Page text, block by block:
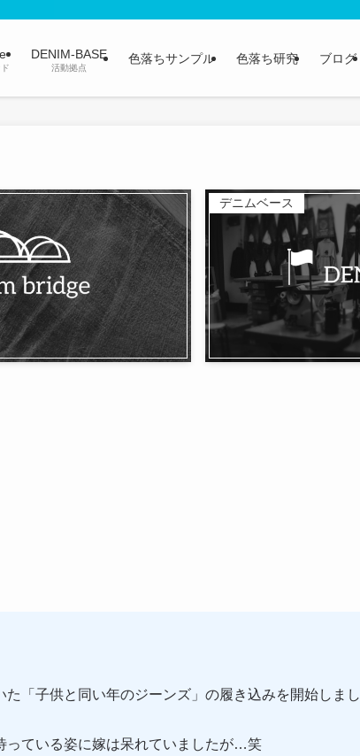
DENIM-BASE
活動拠点
色落ちサンプル 色落ち研究 ブログ
デニムベース
「子供と同い年のジーンズ」の履き込みを開始しまし
っている姿に嫁は呆れていましたが…笑